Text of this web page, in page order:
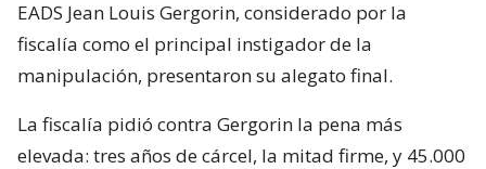
EADS Jean Louis Gergorin, considerado por la
fiscalía como el principal instigador de la
manipulación, presentaron su alegato final.
La fiscalía pidió contra Gergorin la pena más
elevada: tres años de cárcel, la mitad firme, y 45.000